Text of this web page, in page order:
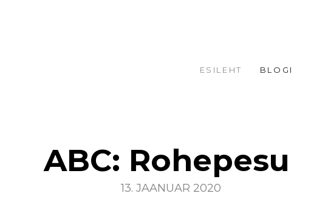
ESILEHT BLOGI
ABC: Rohepesu
13. JAANUAR 2020